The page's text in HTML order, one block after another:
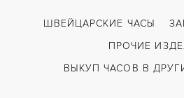
ШВЕЙЦАРСКИЕ ЧАСЫ
ПРОЧИЕ
ВЫКУП ЧАСОВ В